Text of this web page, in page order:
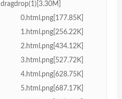
dragdrop(1)[3.30M]
0.html.png[177.85K]
1.html.png[256.22K]
2.html.png[434.12K]
3.html.png[527.72K]
4.html.png[628.75K]
5.html.png[687.17K]